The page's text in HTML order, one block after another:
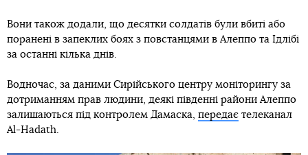
Вони також додали, що десятки солдатів були вбиті або
поранені в запеклих боях з повстанцями в Алеппо та Ідлібі
за останні кілька днів.
Водночас, за даними Сирійського центру моніторингу за
дотриманням прав людини, деякі південні райони Алеппо
залишаються під контролем Дамаска, передає телеканал
Al-Hadath.